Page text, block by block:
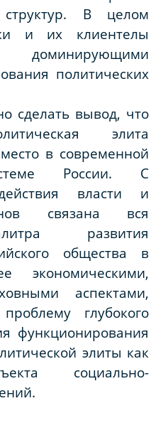
структур. В целом
и их клиентелы
доминирующими
политических
сделать вывод, что
элита
в современной
России. С
власти и
связана вся
развития
общества в
экономическими,
аспектами,
глубокого
функционирования
элиты как
социально-